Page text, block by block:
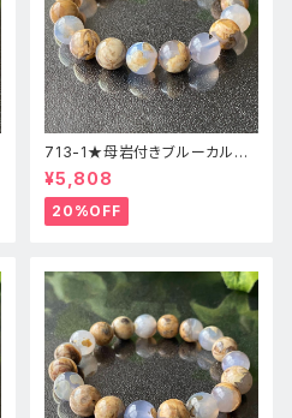
713-1★母岩付きブルーカルセ
ドニー【高品質】天然石ブレスレ
ットパワーストーン
¥5,808
20%OFF